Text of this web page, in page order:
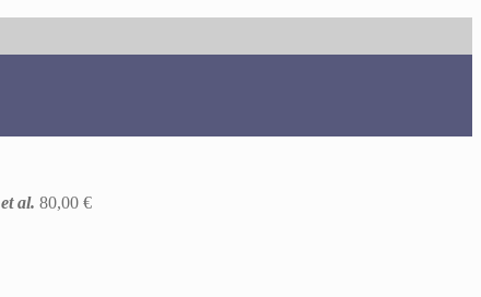
al. 80,00 €